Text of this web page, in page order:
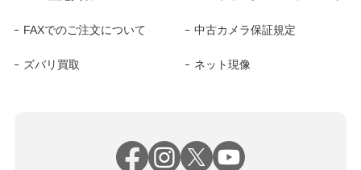
FAXでのご注文について 中古カメラ保証規定
ズバリ買取 ネット現像